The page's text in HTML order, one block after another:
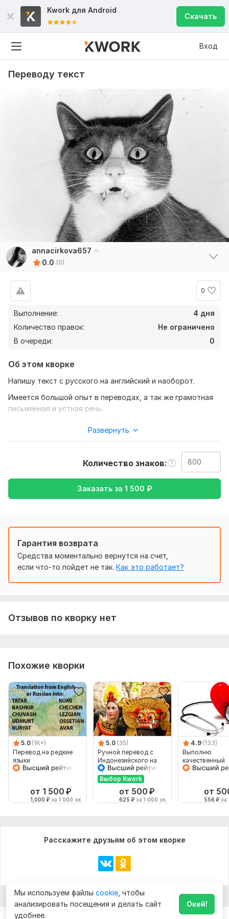
Kwork для Android
Скачать
Вход
Переводу текст
annacirkova657
0.0 (0)
0
Выполнение:
4 дня
Количество правок:
Не ограничено
В очереди:
0
Об этом кворке
Напишу текст с русского на английский и наоборот.
Имеется большой опыт в переводах, а так же грамотная
письменная и устная речь.
Чтобы выполнить ваш заказ, мне потребуется от вас
текст (желательно в формате документа), а так же
желаемый перевод (с русского на английский и наоборот).
Язык перевода:
с Русского на Английский
с Английского на Русский
Объем услуги в кворке: 800 знаков
Развернуть
Количество знаков
Заказать за 1 500 ₽
Гарантия возврата
Средства моментально вернутся на счет,
если что-то пойдет не так. Как это работает?
Отзывов по кворку нет
Похожие кворки
5.0 (1K+)
Перевод на редкие
языки
от 1 500 ₽
1,000 ₽ за 1 000 зн.
5.0 (35)
Ручной перевод с
Индонезийского на
Русский и наоборот
Выбор Kwork
от 500 ₽
625 ₽ за 1 000 зн.
4.9 (133)
Выполню
качественный
перевод
от
556 ₽ за
Расскажите друзьям об этом кворке
Мы используем файлы cookie , чтобы
анализировать посещения и делать сайт
удобнее.
Окей!